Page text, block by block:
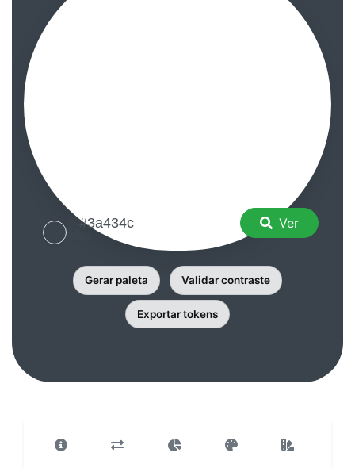
Ver
Gerar paleta Validar contraste
Exportar tokens